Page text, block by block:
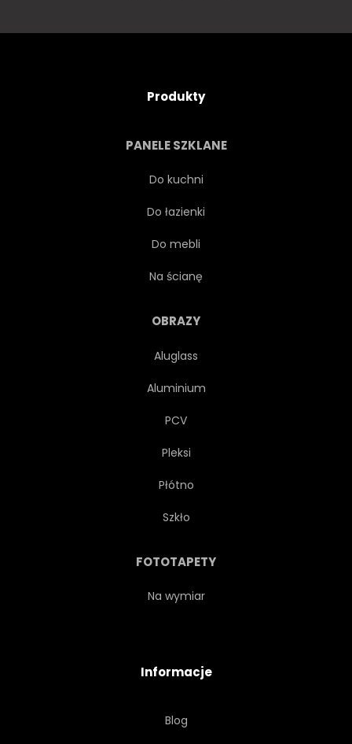
NIEBO SŁOŃCE
UNITED STATES
Produkty
PANELE SZKLANE
Do kuchni
Do łazienki
Do mebli
Na ścianę
OBRAZY
Aluglass
Aluminium
PCV
Pleksi
Płótno
Szkło
FOTOTAPETY
Na wymiar
Informacje
Blog